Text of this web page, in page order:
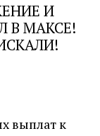
И
В МАКСЕ!
выплат к